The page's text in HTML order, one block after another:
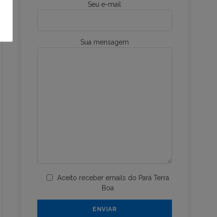
Seu e-mail
Sua mensagem
Aceito receber emails do Pará Terra
Boa